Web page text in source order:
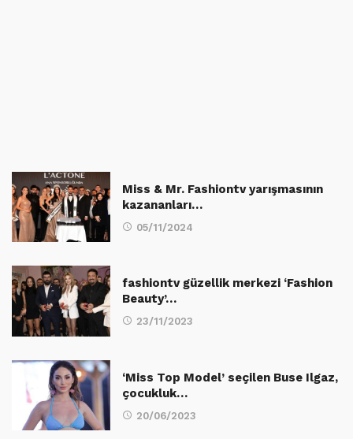
Miss & Mr. Fashiontv yarışmasının
kazananları…
05/11/2024
fashiontv güzellik merkezi ‘Fashion
Beauty’…
23/11/2023
‘Miss Top Model’ seçilen Buse Ilgaz,
çocukluk…
20/06/2023